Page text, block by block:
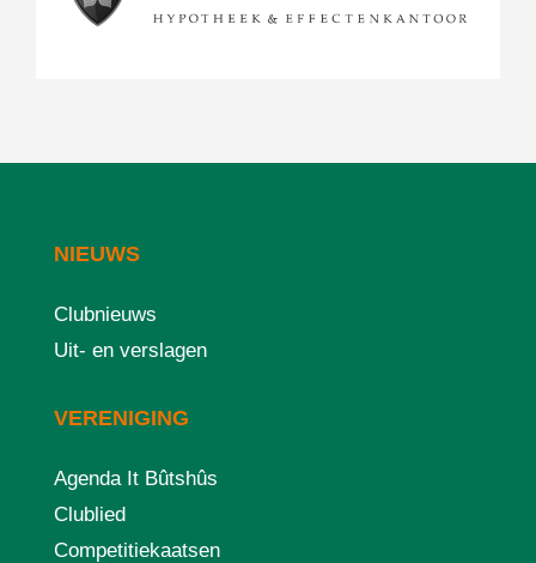
NIEUWS
Clubnieuws
Uit- en verslagen
VERENIGING
Agenda It Bûtshûs
Clublied
Competitiekaatsen